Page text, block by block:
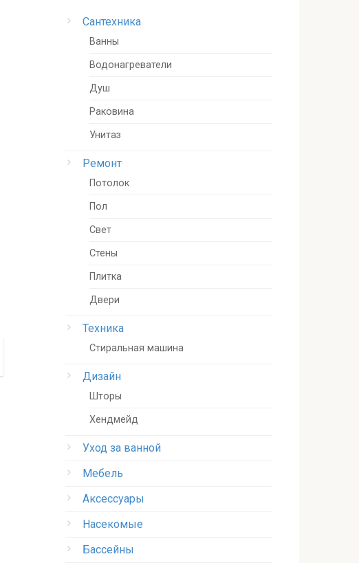
Сантехника
Ванны
Водонагреватели
Душ
Раковина
Унитаз
Ремонт
Потолок
Пол
Свет
Стены
Плитка
Двери
Техника
Стиральная машина
Дизайн
Шторы
Хендмейд
Уход за ванной
Мебель
Аксессуары
Насекомые
Бассейны